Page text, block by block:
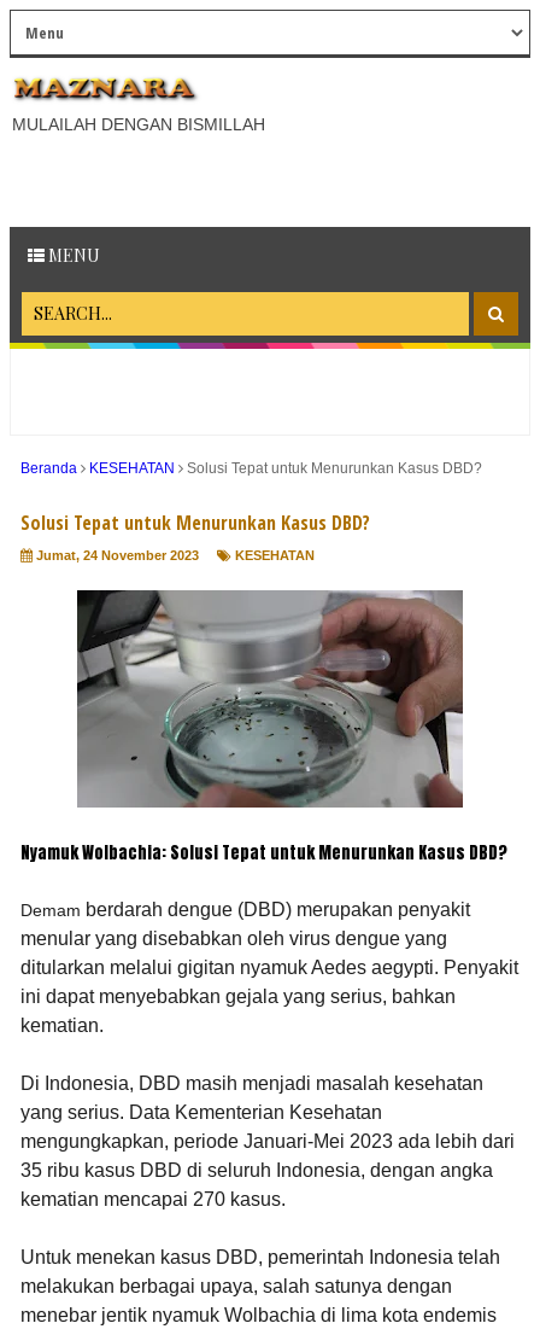
MULAILAH DENGAN BISMILLAH
MENU
Beranda KESEHATAN Solusi Tepat untuk Menurunkan Kasus DBD?
Solusi Tepat untuk Menurunkan Kasus DBD?
Jumat, 24 November 2023 KESEHATAN
Nyamuk Wolbachia: Solusi Tepat untuk Menurunkan Kasus DBD?
Demam berdarah dengue (DBD) merupakan penyakit
menular yang disebabkan oleh virus dengue yang
ditularkan melalui gigitan nyamuk Aedes aegypti. Penyakit
ini dapat menyebabkan gejala yang serius, bahkan
kematian.
Di Indonesia, DBD masih menjadi masalah kesehatan
yang serius. Data Kementerian Kesehatan
mengungkapkan, periode Januari-Mei 2023 ada lebih dari
35 ribu kasus DBD di seluruh Indonesia, dengan angka
kematian mencapai 270 kasus.
Untuk menekan kasus DBD, pemerintah Indonesia telah
melakukan berbagai upaya, salah satunya dengan
menebar jentik nyamuk Wolbachia di lima kota endemis